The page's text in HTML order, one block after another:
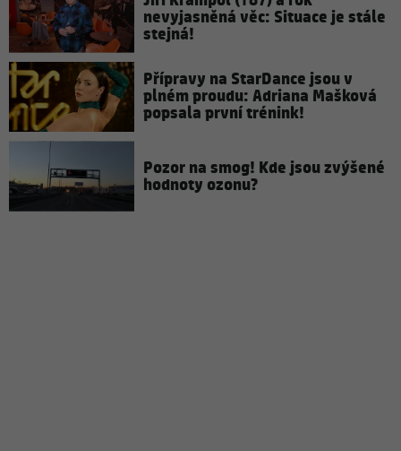
nevyjasněná věc: Situace je stále
stejná!
Přípravy na StarDance jsou v
plném proudu: Adriana Mašková
popsala první trénink!
Pozor na smog! Kde jsou zvýšené
hodnoty ozonu?